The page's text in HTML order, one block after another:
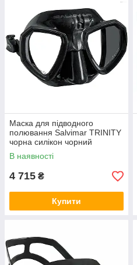
Маска для підводного
полювання Salvimar TRINITY
чорна силікон чорний
(7500BB)
В наявності
4 715 ₴
Купити